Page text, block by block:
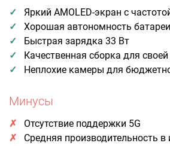
Яркий AMOLED-экран с
Хорошая автономность
Быстрая зарядка 33 Вт
Качественная сборка для
Неплохие камеры для
Минусы
Отсутствие поддержки 5G
Средняя производительность в